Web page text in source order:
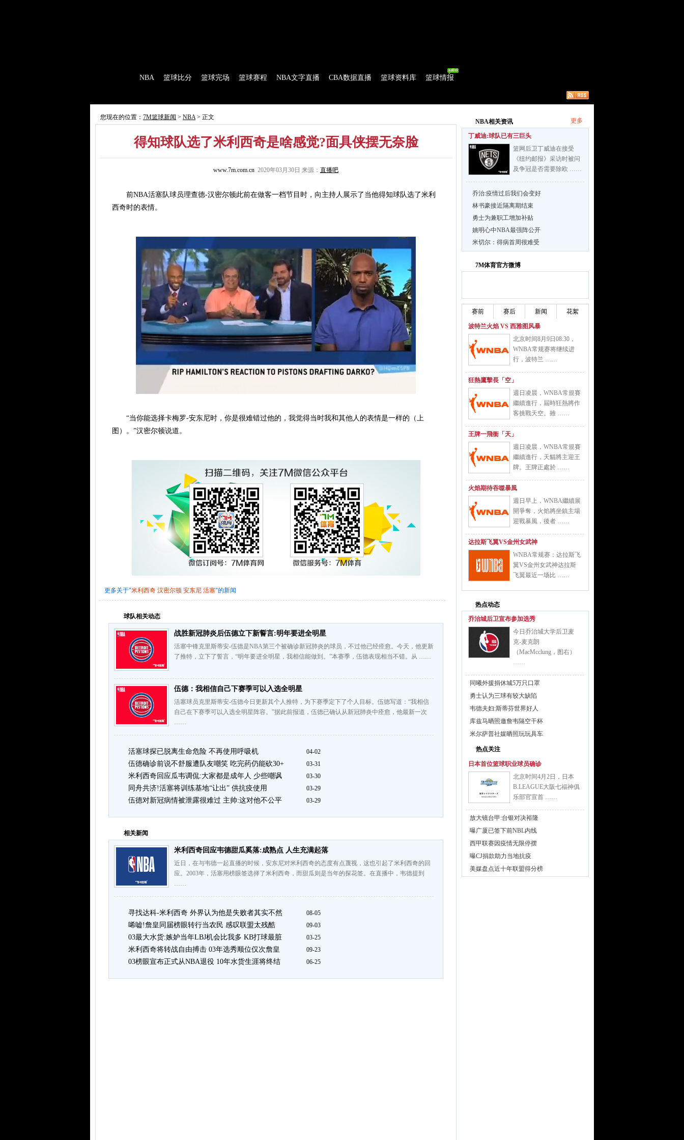
NBA 篮球比分 篮球完场 篮球赛程 NBA文字直播 CBA数据直播 篮球资料库 篮球情报
您现在的位置： 7M篮球新闻 > NBA> 正文
得知球队选了米利西奇是啥感觉?面具侠摆无奈脸
www.7m.com.cn 2020年03月30日 来源： 直播吧
前NBA活塞队球员理查德-汉密尔顿此前在做客一档节目时，向主持人展示了当他得知球队选了米利
西奇时的表情。
“当你能选择卡梅罗-安东尼时，你是很难错过他的，我觉得当时我和其他人的表情是一样的（上
图）。”汉密尔顿说道。
更多关于"米利西奇 汉密尔顿 安东尼 活塞"的新闻
球队相关动态
战胜新冠肺炎后伍德立下新誓言:明年要进全明星
活塞中锋克里斯蒂安-伍德是NBA第三个被确诊新冠肺炎的球员，不过他已经痊愈。今天，他更新
了推特，立下了誓言，“明年要进全明星，我相信能做到。”本赛季，伍德表现相当不错。从 ……
伍德：我相信自己下赛季可以入选全明星
活塞球员克里斯蒂安-伍德今日更新其个人推特，为下赛季定下了个人目标。伍德写道：“我相信
自己在下赛季可以入选全明星阵容。”据此前报道，伍德已确认从新冠肺炎中痊愈，他最新一次
……
活塞球探已脱离生命危险 不再使用呼吸机 04-02
伍德确诊前说不舒服遭队友嘲笑 吃完药仍能砍30+ 03-31
米利西奇回应瓜韦调侃:大家都是成年人 少些嘲讽 03-30
同舟共济!活塞将训练基地“让出” 供抗疫使用 03-29
伍德对新冠病情被泄露很难过 主帅:这对他不公平 03-29
相关新闻
米利西奇回应韦德甜瓜奚落:成熟点 人生充满起落
近日，在与韦德一起直播的时候，安东尼对米利西奇的态度有点蔑视，这也引起了米利西奇的回
应。2003年，活塞用榜眼签选择了米利西奇，而甜瓜则是当年的探花签。在直播中，韦德提到
……
寻找达科-米利西奇 外界认为他是失败者其实不然 08-05
唏嘘!詹皇同届榜眼转行当农民 感叹联盟太残酷 09-03
03最大水货:嫉妒当年LBJ机会比我多 KB打球最脏 03-25
米利西奇将转战自由搏击 03年选秀顺位仅次詹皇 09-23
03榜眼宣布正式从NBA退役 10年水货生涯将终结 06-25
NBA相关资讯 更多
丁威迪:球队已有三巨头
篮网后卫丁威迪在接受
《纽约邮报》采访时被问
及争冠是否需要除欧 ……
乔治:疫情过后我们会变好
林书豪接近隔离期结束
勇士为兼职工增加补贴
姚明心中NBA最强阵公开
米切尔：得病首周很难受
7M体育官方微博
赛前 赛后 新闻 花絮
波特兰火焰 VS 西雅图风暴
北京时间8月9日08:30，
WNBA常规赛将继续进
行，波特兰 ……
狂熱鷹擊長「空」
週日凌晨，WNBA常規賽
繼續進行，屆時狂熱將作
客挑戰天空。雖 ……
王牌一飛衝「天」
週日凌晨，WNBA常規賽
繼續進行，天貓將主迎王
牌。王牌正處於 ……
火焰期待吞噬暴風
週日早上，WNBA繼續展
開爭奪，火焰將坐鎮主場
迎戰暴風，後者 ……
达拉斯飞翼VS金州女武神
WNBA常规赛：达拉斯飞
翼VS金州女武神达拉斯
飞翼最近一场比 ……
热点动态
乔治城后卫宣布参加选秀
今日乔治城大学后卫麦
克-麦克朗
（MacMcclung，图右）
……
同曦外援捐休城5万只口罩
勇士认为三球有较大缺陷
韦德夫妇:斯蒂芬世界好人
库兹马晒照邀詹韦隔空干杯
米尔萨普社媒晒照玩玩具车
热点关注
日本首位篮球职业球员确诊
北京时间4月2日，日本
B.LEAGUE大阪七福神俱
乐部官宣首 ……
放大镜台甲:台银对决裕隆
曝广厦已签下前NBL内线
西甲联赛因疫情无限停摆
曝CJ捐款助力当地抗疫
美媒盘点近十年联盟得分榜